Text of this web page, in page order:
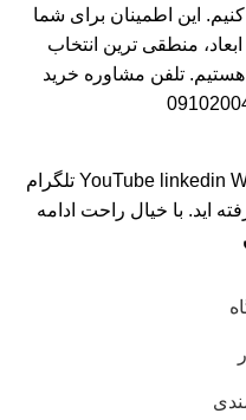
این اطمینان برای شما
منطقی ترین انتخاب
تلفن مشاوره خرید
YouTube linkedin
تلگرام
اید. با خیال راحت ادامه